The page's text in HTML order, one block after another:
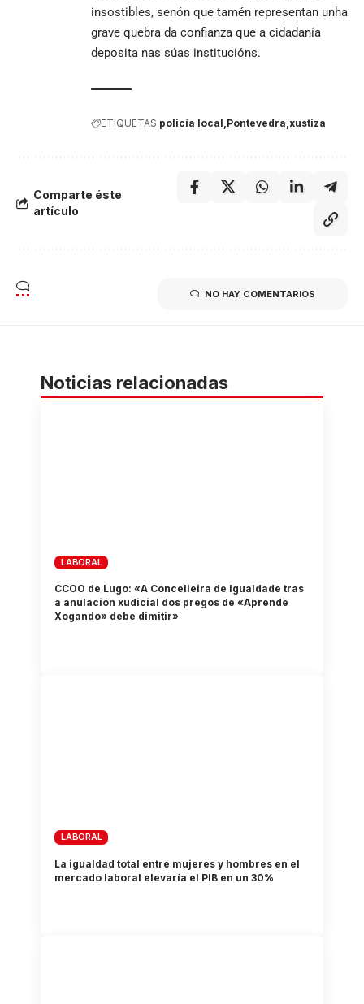
insostibles, senón que tamén representan unha
grave quebra da confianza que a cidadanía
deposita nas súas institucións.
ETIQUETAS policía local Pontevedra xustiza
Comparte éste
artículo
NO HAY COMENTARIOS
Noticias relacionadas
LABORAL
CCOO de Lugo: «A Concelleira de Igualdade tras
a anulación xudicial dos pregos de «Aprende
Xogando» debe dimitir»
LABORAL
La igualdad total entre mujeres y hombres en el
mercado laboral elevaría el PIB en un 30%